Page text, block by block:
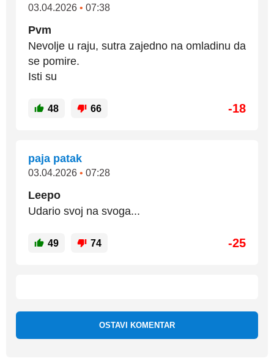
03.04.2026 • 07:38
Pvm
Nevolje u raju, sutra zajedno na omladinu da
se pomire.
Isti su
48 66 -18
paja patak
03.04.2026 • 07:28
Leepo
Udario svoj na svoga...
49 74 -25
OSTAVI KOMENTAR